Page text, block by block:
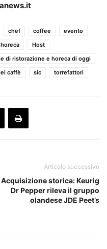
chef coffee
evento
horeca
Host
di ristorazione e horeca di oggi
caffè sic torrefattori
Articolo successivo
Acquisizione storica: Keurig
Dr Pepper rileva il gruppo
olandese JDE Peet’s